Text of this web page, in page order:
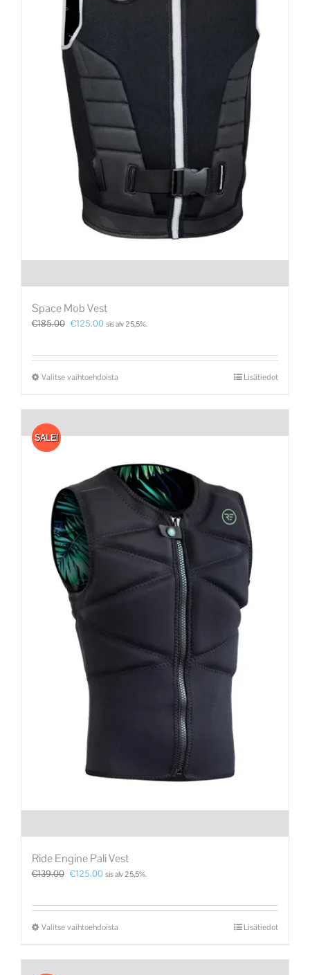
Space Mob Vest
€185.00 €125.00 sis alv 25,5%.
Valitse vaihtoehdoista Lisätiedot
SALE!
Ride Engine Pali Vest
€139.00 €125.00 sis alv 25,5%.
Valitse vaihtoehdoista Lisätiedot